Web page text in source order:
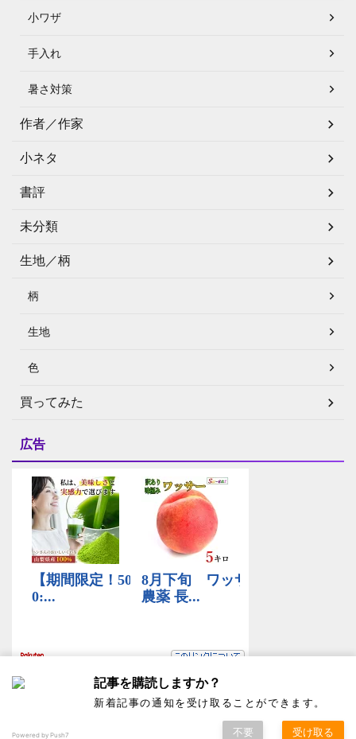
小ワザ
手入れ
暑さ対策
作者／作家
小ネタ
書評
未分類
生地／柄
柄
生地
色
買ってみた
広告
記事を購読しますか？
新着記事の通知を受け取ることができます。
Powered by Push7 不要 受け取る